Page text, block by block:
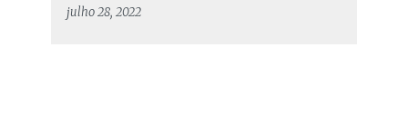
julho 28, 2022